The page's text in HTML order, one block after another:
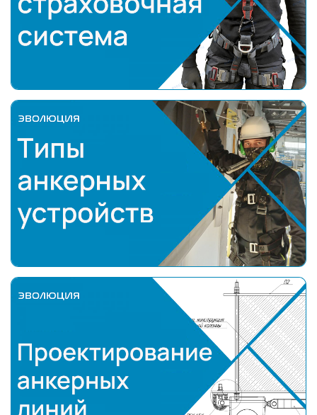
Что такое страховочная система
Типы анкерных устройств
Проектирование анкерных линий